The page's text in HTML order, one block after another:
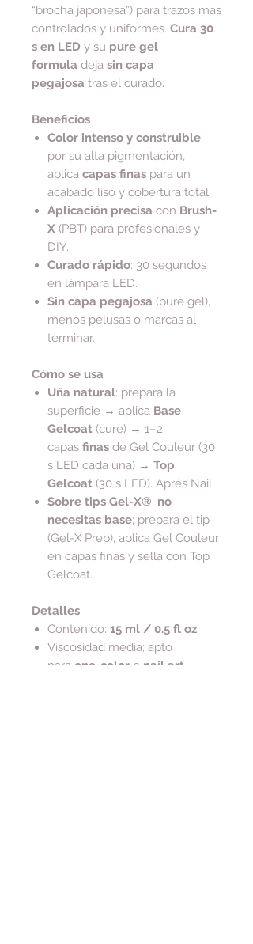
“brocha japonesa”) para trazos más
controlados y uniformes. Cura 30
s en LED y su pure gel
formula deja sin capa
pegajosa tras el curado.
Beneficios
Color intenso y construible:
por su alta pigmentación,
aplica capas finas para un
acabado liso y cobertura total.
Aplicación precisa con Brush-
X (PBT) para profesionales y
DIY.
Curado rápido: 30 segundos
en lámpara LED.
Sin capa pegajosa (pure gel),
menos pelusas o marcas al
terminar.
Cómo se usa
Uña natural: prepara la
superficie → aplica Base
Gelcoat (cure) → 1–2
capas finas de Gel Couleur (30
s LED cada una) → Top
Gelcoat (30 s LED). Aprés Nail
Sobre tips Gel-X®: no
necesitas base; prepara el tip
(Gel-X Prep), aplica Gel Couleur
en capas finas y sella con Top
Gelcoat.
Detalles
Contenido: 15 ml / 0.5 fl oz.
Viscosidad media; apto
para one-color o nail art